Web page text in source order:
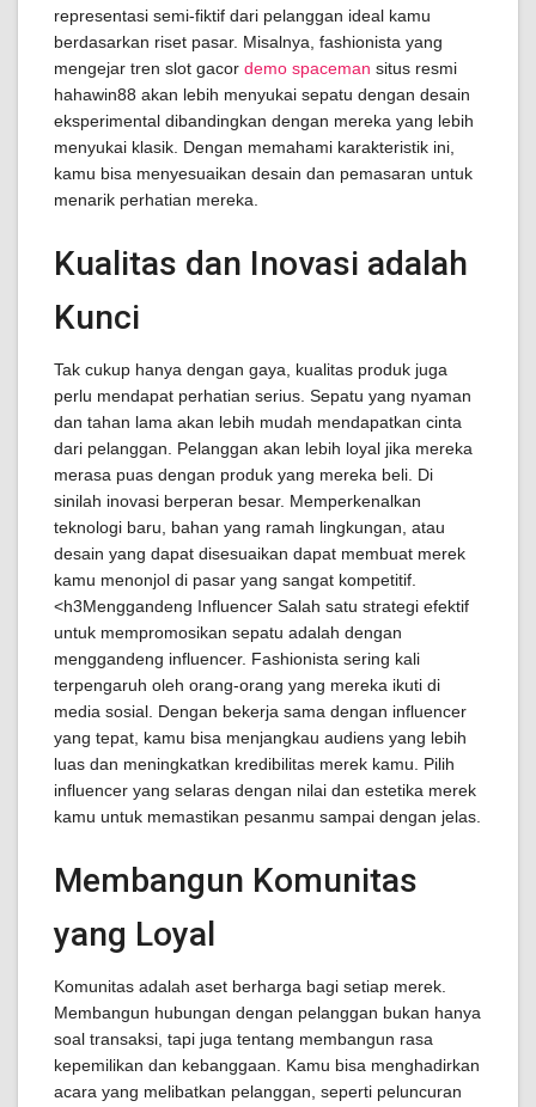
representasi semi-fiktif dari pelanggan ideal kamu
berdasarkan riset pasar. Misalnya, fashionista yang
mengejar tren slot gacor demo spaceman situs resmi
hahawin88 akan lebih menyukai sepatu dengan desain
eksperimental dibandingkan dengan mereka yang lebih
menyukai klasik. Dengan memahami karakteristik ini,
kamu bisa menyesuaikan desain dan pemasaran untuk
menarik perhatian mereka.
Kualitas dan Inovasi adalah
Kunci
Tak cukup hanya dengan gaya, kualitas produk juga
perlu mendapat perhatian serius. Sepatu yang nyaman
dan tahan lama akan lebih mudah mendapatkan cinta
dari pelanggan. Pelanggan akan lebih loyal jika mereka
merasa puas dengan produk yang mereka beli. Di
sinilah inovasi berperan besar. Memperkenalkan
teknologi baru, bahan yang ramah lingkungan, atau
desain yang dapat disesuaikan dapat membuat merek
kamu menonjol di pasar yang sangat kompetitif.
<h3Menggandeng Influencer Salah satu strategi efektif
untuk mempromosikan sepatu adalah dengan
menggandeng influencer. Fashionista sering kali
terpengaruh oleh orang-orang yang mereka ikuti di
media sosial. Dengan bekerja sama dengan influencer
yang tepat, kamu bisa menjangkau audiens yang lebih
luas dan meningkatkan kredibilitas merek kamu. Pilih
influencer yang selaras dengan nilai dan estetika merek
kamu untuk memastikan pesanmu sampai dengan jelas.
Membangun Komunitas
yang Loyal
Komunitas adalah aset berharga bagi setiap merek.
Membangun hubungan dengan pelanggan bukan hanya
soal transaksi, tapi juga tentang membangun rasa
kepemilikan dan kebanggaan. Kamu bisa menghadirkan
acara yang melibatkan pelanggan, seperti peluncuran